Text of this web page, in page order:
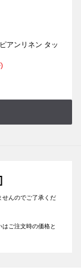
アンリネン タッ
せんのでご了承くだ
ご注文時の価格と